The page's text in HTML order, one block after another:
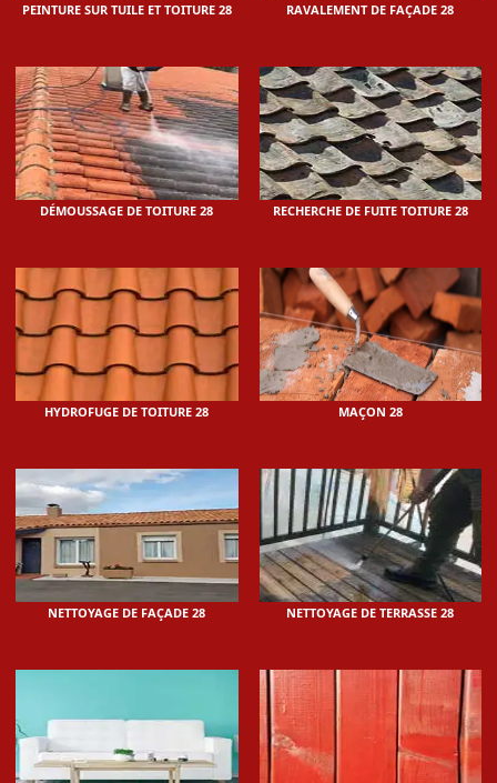
PEINTURE SUR TUILE ET TOITURE 28 RAVALEMENT DE FAÇADE 28
DÉMOUSSAGE DE TOITURE 28 RECHERCHE DE FUITE TOITURE 28
HYDROFUGE DE TOITURE 28 MAÇON 28
NETTOYAGE DE FAÇADE 28 NETTOYAGE DE TERRASSE 28